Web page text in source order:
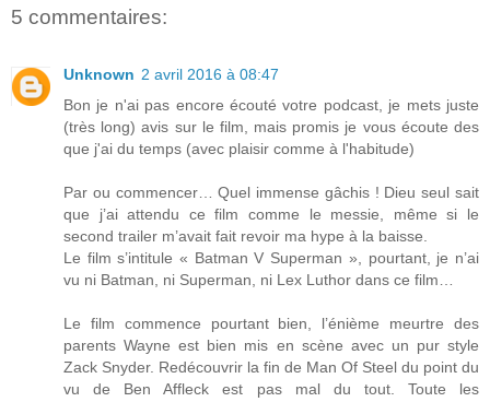
5 commentaires:
Unknown 2 avril 2016 à 08:47
Bon je n'ai pas encore écouté votre podcast, je mets juste
(très long) avis sur le film, mais promis je vous écoute des
que j'ai du temps (avec plaisir comme à l'habitude)
Par ou commencer… Quel immense gâchis ! Dieu seul sait
que j’ai attendu ce film comme le messie, même si le
second trailer m’avait fait revoir ma hype à la baisse.
Le film s’intitule « Batman V Superman », pourtant, je n’ai
vu ni Batman, ni Superman, ni Lex Luthor dans ce film…
Le film commence pourtant bien, l’énième meurtre des
parents Wayne est bien mis en scène avec un pur style
Zack Snyder. Redécouvrir la fin de Man Of Steel du point du
vu de Ben Affleck est pas mal du tout. Toute les